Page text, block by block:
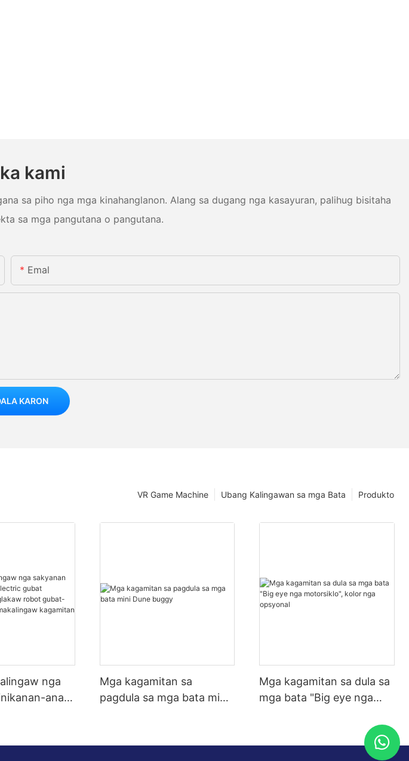
kami
sa piho nga mga kinahanglanon. Alang sa dugang nga kasayuran, palihug bisitaha
sa mga pangutana o pangutana.
Emal
KARON
Produkto
Ubang Kalingawan sa mga Bata
VR Game Machine
nga
anak
Kong
Mga kagamitan sa
pagdula sa mga bata mini
Mga kagamitan sa dula sa
mga bata "Big eye nga